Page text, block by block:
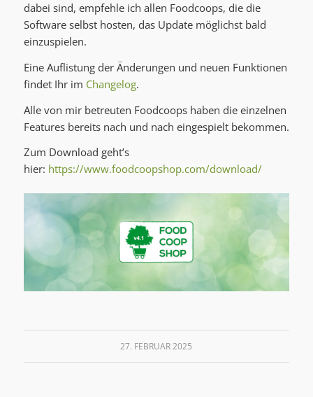
dabei sind, empfehle ich allen Foodcoops, die die
Software selbst hosten, das Update möglichst bald
einzuspielen.
Eine Auflistung der Änderungen und neuen Funktionen
findet Ihr im Changelog.
Alle von mir betreuten Foodcoops haben die einzelnen
Features bereits nach und nach eingespielt bekommen.
Zum Download geht’s
hier: https://www.foodcoopshop.com/download/
27. FEBRUAR 2025